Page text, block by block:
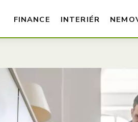
FINANCE INTERIÉR